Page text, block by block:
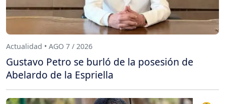
Actualidad • AGO 7 / 2026
Gustavo Petro se burló de la posesión de
Abelardo de la Espriella